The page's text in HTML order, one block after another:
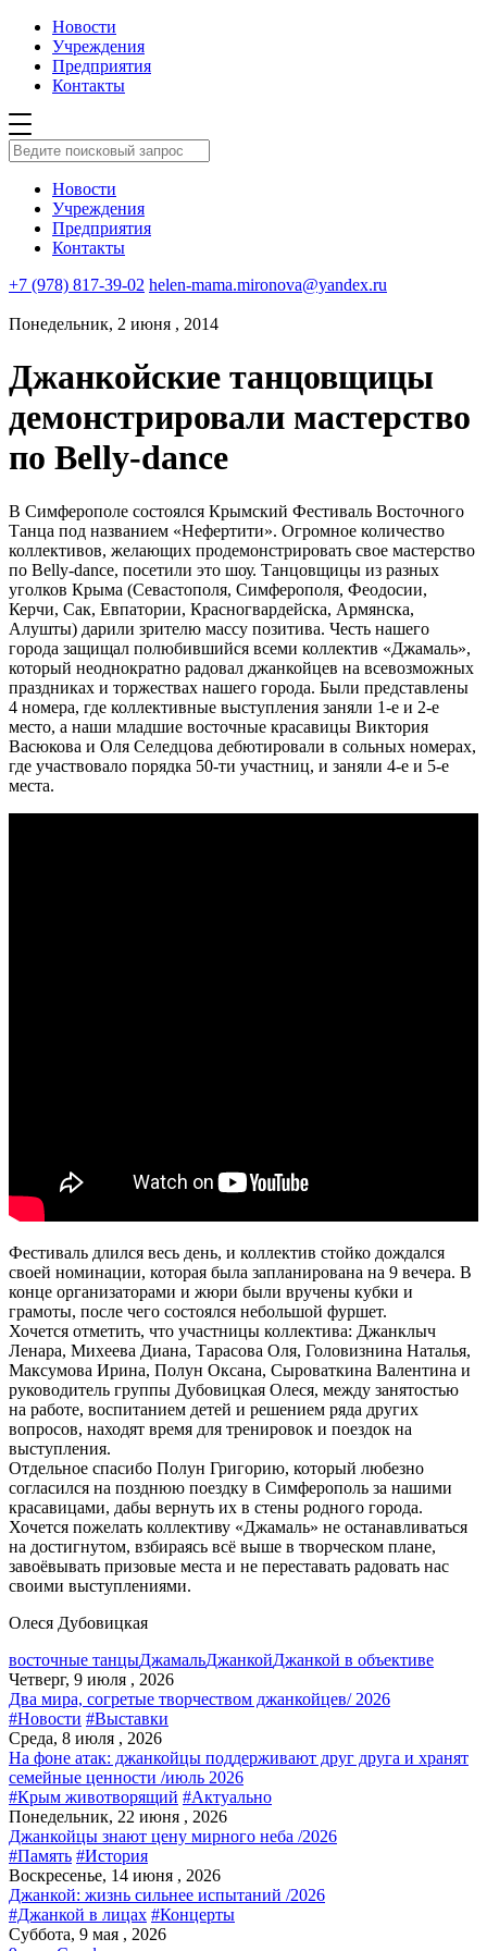
Новости
Учреждения
Предприятия
Контакты
Новости
Учреждения
Предприятия
Контакты
+7 (978) 817-39-02 helen-mama.mironova@yandex.ru
Понедельник, 2 июня , 2014
Джанкойские танцовщицы
демонстрировали мастерство
по Belly-dance
В Симферополе состоялся Крымский Фестиваль Восточного
Танца под названием «Нефертити». Огромное количество
коллективов, желающих продемонстрировать свое мастерство
по Belly-dance, посетили это шоу. Танцовщицы из разных
уголков Крыма (Севастополя, Симферополя, Феодосии,
Керчи, Сак, Евпатории, Красногвардейска, Армянска,
Алушты) дарили зрителю массу позитива. Честь нашего
города защищал полюбившийся всеми коллектив «Джамаль»,
который неоднократно радовал джанкойцев на всевозможных
праздниках и торжествах нашего города. Были представлены
4 номера, где коллективные выступления заняли 1-е и 2-е
место, а наши младшие восточные красавицы Виктория
Васюкова и Оля Селедцова дебютировали в сольных номерах,
где участвовало порядка 50-ти участниц, и заняли 4-е и 5-е
места.
Фестиваль длился весь день, и коллектив стойко дождался
своей номинации, которая была запланирована на 9 вечера. В
конце организаторами и жюри были вручены кубки и
грамоты, после чего состоялся небольшой фуршет.
Хочется отметить, что участницы коллектива: Джанклыч
Ленара, Михеева Диана, Тарасова Оля, Головизнина Наталья,
Максумова Ирина, Полун Оксана, Сыроваткина Валентина и
руководитель группы Дубовицкая Олеся, между занятостью
на работе, воспитанием детей и решением ряда других
вопросов, находят время для тренировок и поездок на
выступления.
Отдельное спасибо Полун Григорию, который любезно
согласился на позднюю поездку в Симферополь за нашими
красавицами, дабы вернуть их в стены родного города.
Хочется пожелать коллективу «Джамаль» не останавливаться
на достигнутом, взбираясь всё выше в творческом плане,
завоёвывать призовые места и не переставать радовать нас
своими выступлениями.
Олеся Дубовицкая
восточные танцыДжамальДжанкойДжанкой в объективе
Четверг, 9 июля , 2026
Два мира, согретые творчеством джанкойцев/ 2026
#Новости #Выставки
Среда, 8 июля , 2026
На фоне атак: джанкойцы поддерживают друг друга и хранят
семейные ценности /июль 2026
#Крым животворящий #Актуально
Понедельник, 22 июня , 2026
Джанкойцы знают цену мирного неба /2026
#Память #История
Воскресенье, 14 июня , 2026
Джанкой: жизнь сильнее испытаний /2026
#Джанкой в лицах #Концерты
Суббота, 9 мая , 2026